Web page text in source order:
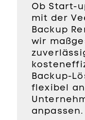
Ob Start-
mit der
Backup
wir
Backup-
flexibel
anpassen.